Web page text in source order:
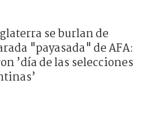
se burlan de
"payasada" de AFA:
’día de las selecciones